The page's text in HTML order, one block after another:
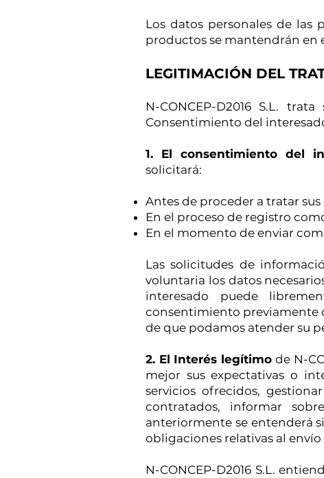
Los datos personales de las
productos se mantendrán en
LEGITIMACIÓN DEL
N-CONCEP-D2016 S.L.
Consentimiento del
1. El consentimiento del
solicitará:
Antes de proceder a tratar sus
En el proceso de registro
En el momento de enviar
Las solicitudes de
voluntaria los datos
interesado puede
consentimiento previamente
de que podamos atender su
2. El Interés legítimo de N-
mejor sus expectativas o
servicios ofrecidos,
contratados, informar
anteriormente se entenderá
obligaciones relativas al
N-CONCEP-D2016 S.L.